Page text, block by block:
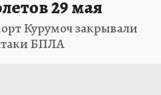
29 мая
Курумоч закрывали
БПЛА